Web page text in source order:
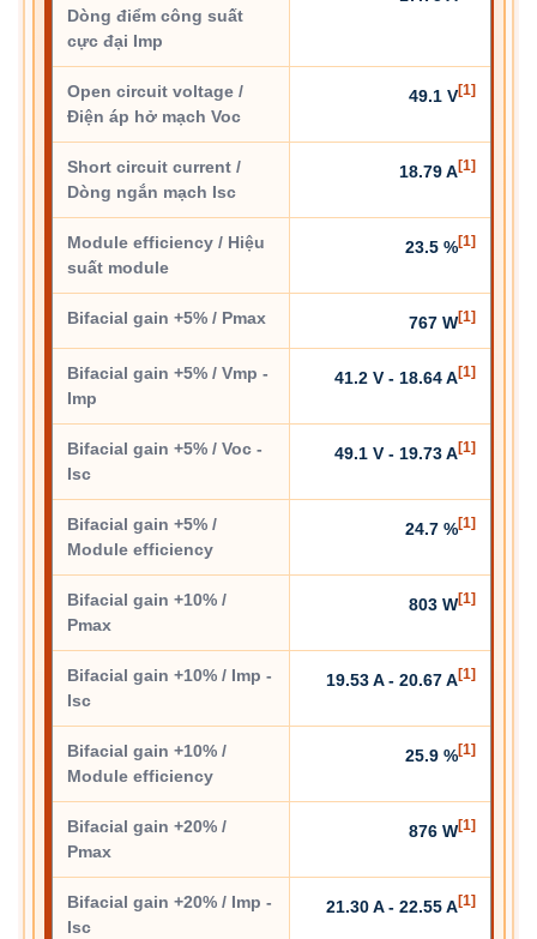
Dòng điểm công suất
cực đại Imp
Open circuit voltage /
Điện áp hở mạch Voc
49.1 V[1]
Short circuit current /
Dòng ngắn mạch Isc
18.79 A[1]
Module efficiency / Hiệu
suất module
23.5 %[1]
Bifacial gain +5% / Pmax 767 W[1]
Bifacial gain +5% / Vmp -
Imp
41.2 V - 18.64 A[1]
Bifacial gain +5% / Voc -
Isc
49.1 V - 19.73 A[1]
Bifacial gain +5% /
Module efficiency
24.7 %[1]
Bifacial gain +10% /
Pmax
803 W[1]
Bifacial gain +10% / Imp -
Isc
19.53 A - 20.67 A[1]
Bifacial gain +10% /
Module efficiency
25.9 %[1]
Bifacial gain +20% /
Pmax
876 W[1]
Bifacial gain +20% / Imp -
Isc
21.30 A - 22.55 A[1]